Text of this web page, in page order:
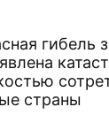
гибель
страны